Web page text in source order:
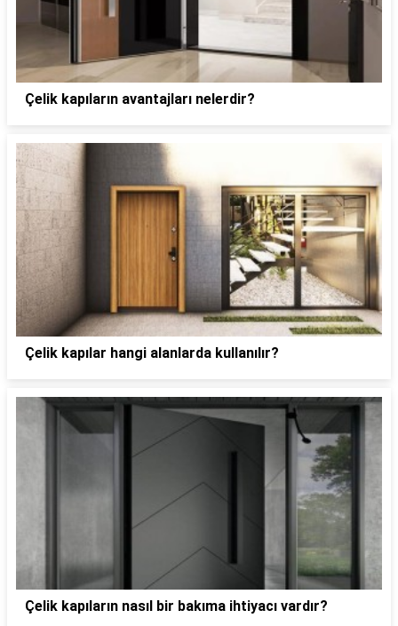
Çelik kapıların avantajları nelerdir?
Çelik kapılar hangi alanlarda kullanılır?
Çelik kapıların nasıl bir bakıma ihtiyacı vardır?